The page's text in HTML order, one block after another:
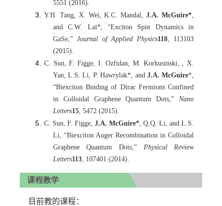
5551 (2016)
Y.H. Tang, X. Wei, K.C. Mandal,J.A. McGuire*
and C.W. Lai*, “Exciton Spin Dynamics in
GaSe,” Journal of Applied Physics118 , 113103
(2015).
C. Sun, F. Figge, I. Ozfidan, M. Korkusinski, , X.
Yan, L.S. Li, P. Hawrylak*, and J.A. McGuire*,
“Biexciton Binding of Dirac Fermions Confined
in Colloidal Graphene Quantum Dots,” Nano
Letters15, 5472 (2015)
C. Sun, F. Figge, J.A. McGuire* , Q.Q. Li, and L.S.
Li, “Biexciton Auger Recombination in Colloidal
Graphene Quantum Dots,” Physical Review
Letters113, 107401 (2014).
课程教学
目前教的课程：